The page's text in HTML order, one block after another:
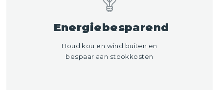
Energiebesparend
Houd kou en wind buiten en
bespaar aan stookkosten